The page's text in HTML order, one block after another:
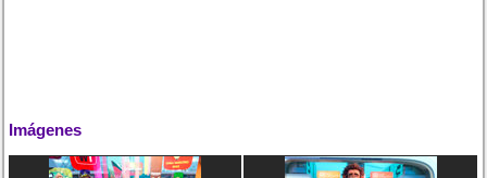
Imágenes